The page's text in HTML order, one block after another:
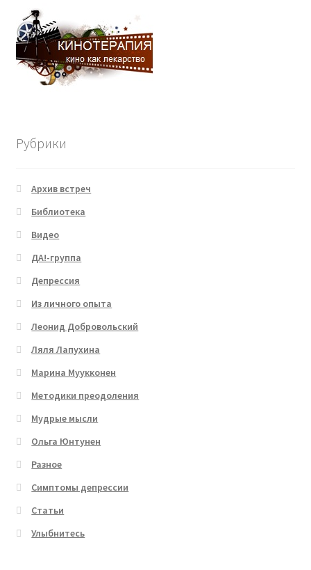
Рубрики
Архив встреч
Библиотека
Видео
ДА!-группа
Депрессия
Из личного опыта
Леонид Добровольский
Ляля Лапухина
Марина Муукконен
Методики преодоления
Мудрые мысли
Ольга Юнтунен
Разное
Симптомы депрессии
Статьи
Улыбнитесь